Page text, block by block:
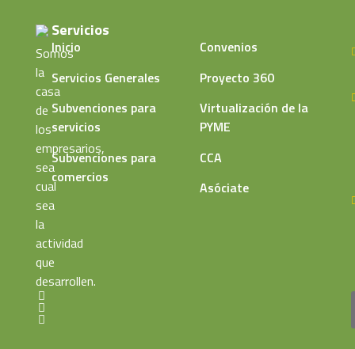
Somos
la
casa
de
los
empresarios,
sea
cual
sea
la
actividad
que
desarrollen.
Servicios
Inicio
Servicios Generales
Subvenciones para
servicios
Subvenciones para
comercios
Convenios
Proyecto 360
Virtualización de la
PYME
CCA
Asóciate